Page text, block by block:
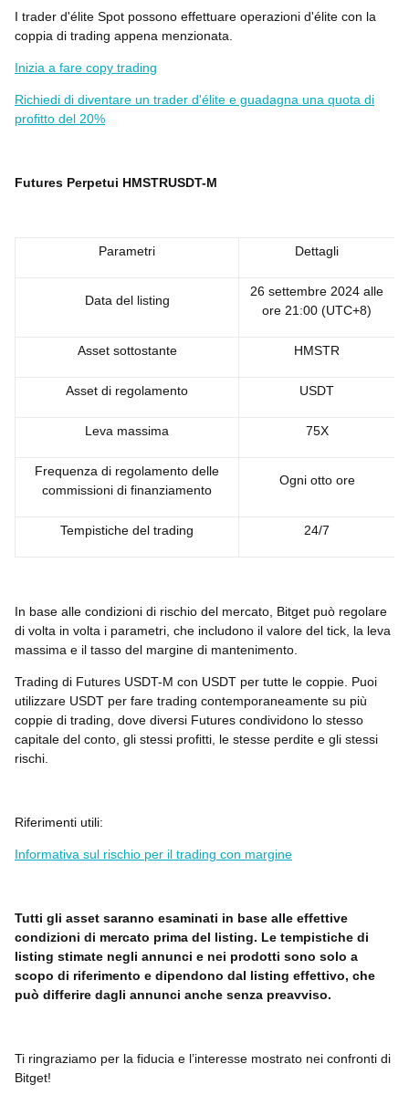
I trader d'élite Spot possono effettuare operazioni d'élite con la
coppia di trading appena menzionata.
Inizia a fare copy trading
Richiedi di diventare un trader d'élite e guadagna una quota di
profitto del 20%
Futures Perpetui HMSTRUSDT-M
Parametri Dettagli
Data del listing
26 settembre 2024 alle
ore 21:00 (UTC+8)
Asset sottostante HMSTR
Asset di regolamento USDT
Leva massima 75X
Frequenza di regolamento delle
commissioni di finanziamento
Ogni otto ore
Tempistiche del trading 24/7
In base alle condizioni di rischio del mercato, Bitget può regolare
di volta in volta i parametri, che includono il valore del tick, la leva
massima e il tasso del margine di mantenimento.
Trading di Futures USDT-M con USDT per tutte le coppie. Puoi
utilizzare USDT per fare trading contemporaneamente su più
coppie di trading, dove diversi Futures condividono lo stesso
capitale del conto, gli stessi profitti, le stesse perdite e gli stessi
rischi.
Riferimenti utili:
Informativa sul rischio per il trading con margine
Tutti gli asset saranno esaminati in base alle effettive
condizioni di mercato prima del listing. Le tempistiche di
listing stimate negli annunci e nei prodotti sono solo a
scopo di riferimento e dipendono dal listing effettivo, che
può differire dagli annunci anche senza preavviso.
Ti ringraziamo per la fiducia e l’interesse mostrato nei confronti di
Bitget!